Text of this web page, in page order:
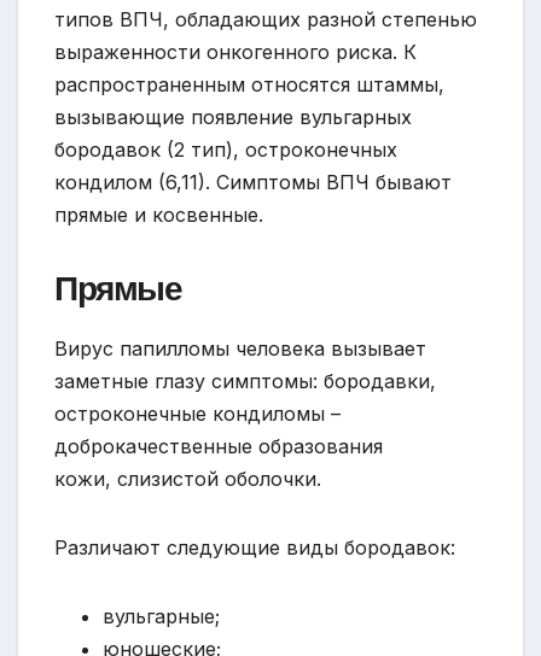
типов ВПЧ, обладающих разной степенью
выраженности онкогенного риска. К
распространенным относятся штаммы,
вызывающие появление вульгарных
бородавок (2 тип), остроконечных
кондилом (6,11). Симптомы ВПЧ бывают
прямые и косвенные.
Прямые
Вирус папилломы человека вызывает
заметные глазу симптомы: бородавки,
остроконечные кондиломы –
доброкачественные образования
кожи, слизистой оболочки.
Различают следующие виды бородавок:
вульгарные;
юношеские;